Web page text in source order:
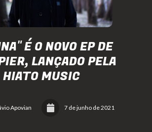
É O NOVO EP DE
LANÇADO PELA
HIATO MUSIC
Apovian 7 de junho de 2021